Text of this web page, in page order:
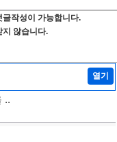
작성이 가능합니다.
지 않습니다.
열기
..